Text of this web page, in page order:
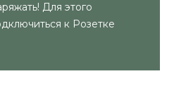
Для этого
к Розетке